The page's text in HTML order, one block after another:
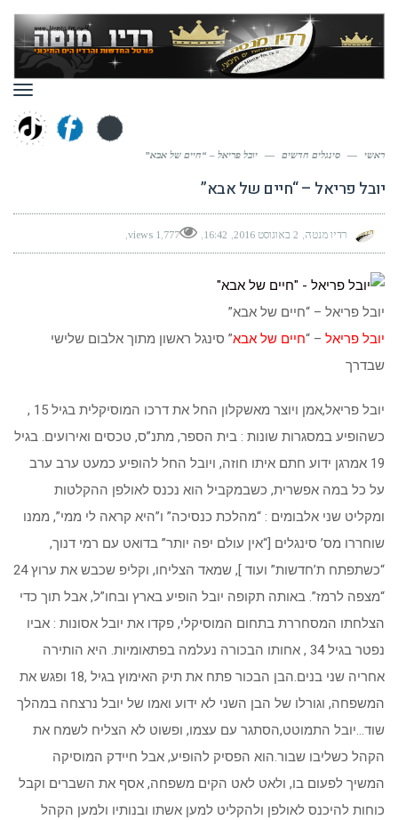
ראשי — סינגלים חדשים — יובל פריאל – “חיים של אבא”
יובל פריאל – “חיים של אבא”
רדיו מנטה 2 באוגוסט 2016 16:42
1,777 views
יובל פריאל – “חיים של אבא”
יובל פריאל – “חיים של אבא” סינגל ראשון מתוך אלבום שלישי
שבדרך
יובל פריאל,אמן ויוצר מאשקלון החל את דרכו המוסיקלית בגיל 15 ,
כשהופיע במסגרות שונות : בית הספר, מתנ”ס, טכסים ואירועים. בגיל
19 אמרגן ידוע חתם איתו חוזה, ויובל החל להופיע כמעט ערב ערב
על כל במה אפשרית, כשבמקביל הוא נכנס לאולפן ההקלטות
ומקליט שני אלבומים : “מהלכת כנסיכה” ו”היא קראה לי ממי”, ממנו
שוחררו מס’ סינגלים [“אין עולם יפה יותר” בדואט עם רמי דנוך,
“כשתפתח ת’חדשות” ועוד ], שמאד הצליחו, וקליפ שכבש את ערוץ 24
“מצפה לרמז”. באותה תקופה יובל הופיע בארץ ובחו”ל, אבל תוך כדי
הצלחתו המסחררת בתחום המוסיקלי, פקדו את יובל אסונות : אביו
נפטר בגיל 34 , אחותו הבכורה נעלמה בפתאומיות. היא הותירה
אחריה שני בנים.הבן הבכור פתח את תיק האימוץ בגיל ,18 ופגש את
המשפחה, וגורלו של הבן השני לא ידוע ואמו של יובל נרצחה במהלך
שוד…יובל התמוטט,הסתגר עם עצמו, ופשוט לא הצליח לשמח את
הקהל כשליבו שבור.הוא הפסיק להופיע, אבל חיידק המוסיקה
המשיך לפעום בו, ולאט לאט הקים משפחה, אסף את השברים וקבל
כוחות להיכנס לאולפן ולהקליט למען אשתו ובנותיו ולמען הקהל